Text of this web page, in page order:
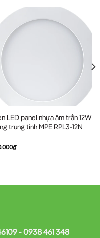
LED panel nhựa âm trần 12W
trung tính MPE RPL3-12N
₫
- 0938 461 348